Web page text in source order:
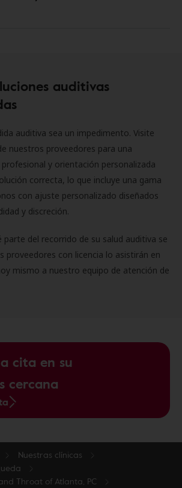
auditivas
auditiva sea un impedimento. Visite
nuestros proveedores para una
y orientación personalizada
correcta, lo que incluye una gama
con ajuste personalizado diseñados
y discreción.
parte del recorrido de su salud auditiva se
proveedores con licencia lo asistirán en
mismo a nuestro equipo de atención de
cita en su
cercana
Nuestras clínicas
Throat of Atlanta, PC